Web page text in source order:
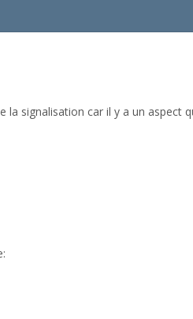
la signalisation car il y a un aspect